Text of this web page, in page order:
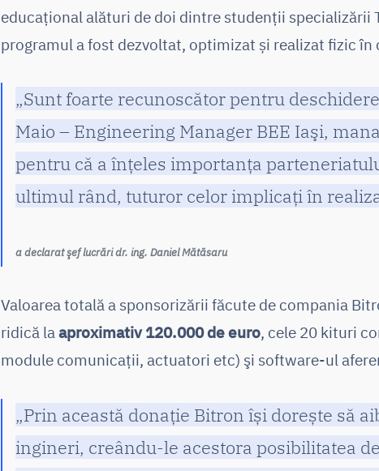
educațional alături de doi dintre studenții specializării
programul a fost dezvoltat, optimizat și realizat fizic
„Sunt foarte recunoscător pentru
Maio – Engineering Manager BEE Iaşi,
pentru că a înţeles importanţa
ultimul rând, tuturor celor implicaţi în
a declarat şef lucrări dr. ing. Daniel Mătăsaru
Valoarea totală a sponsorizării făcute de compania
ridică laaproximativ 120.000 de euro, cele 20 kituri
module comunicaţii, actuatori etc) şi software-ul
„Prin această donaţie Bitron își dorește să
ingineri, creându-le acestora posibilitatea